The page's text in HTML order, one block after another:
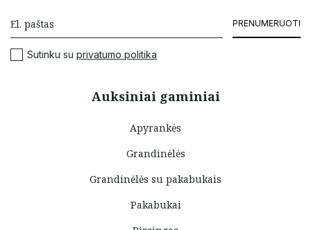
Auksiniai gaminiai
Apyrankės
Grandinėlės
Grandinėlės su pakabukais
Pakabukai
PRENUMERUOTI
Sutinku su privatumo politika